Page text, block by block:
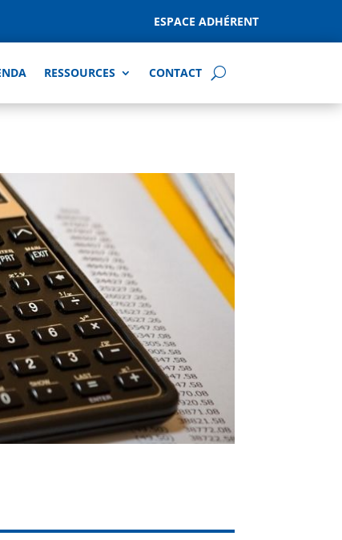
ESPACE ADHÉRENT
RESSOURCES CONTACT